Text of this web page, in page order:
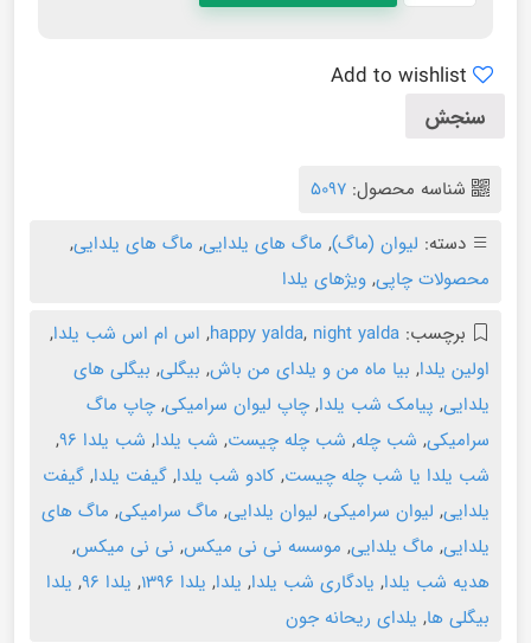
Add to wishlist
سنجش
شناسه محصول: 5097
دسته: لیوان (ماگ), ماگ های یلدایی, ماگ های یلدایی,
محصولات چاپی, ویژهای یلدا
برچسب:
happy yalda, night yalda
, اس ام اس شب یلدا,
اولین یلدا, بیا ماه من و یلدای من باش, بیگلی, بیگلی های
یلدایی, پیامک شب یلدا, چاپ لیوان سرامیکی, چاپ ماگ
سرامیکی, شب چله, شب چله چیست, شب یلدا, شب یلدا ۹۶
,
شب یلدا یا شب چله چیست, کادو شب یلدا, گیفت یلدا, گیفت
یلدایی, لیوان سرامیکی, لیوان یلدایی, ماگ سرامیکی, ماگ های
یلدایی, ماگ یلدایی, موسسه نی نی میکس, نی نی میکس,
هدیه شب یلدا, یادگاری شب یلدا, یلدا, یلدا ۱۳۹۶ , یلدا ۹۶ , یلدا
بیگلی ها, یلدای ریحانه جون